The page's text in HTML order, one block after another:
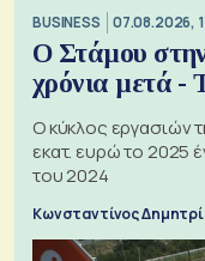
BUSINESS 07.08.2026,
Ο Στάμου
χρόνια μετά -
Ο κύκλος εργασιών
εκατ. ευρώ το 2025
του 2024
Κωνσταντίνος